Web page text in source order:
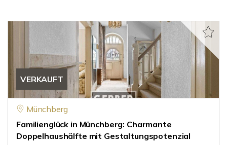
VERKAUFT
Münchberg
Familienglück in Münchberg: Charmante
Doppelhaushälfte mit Gestaltungspotenzial